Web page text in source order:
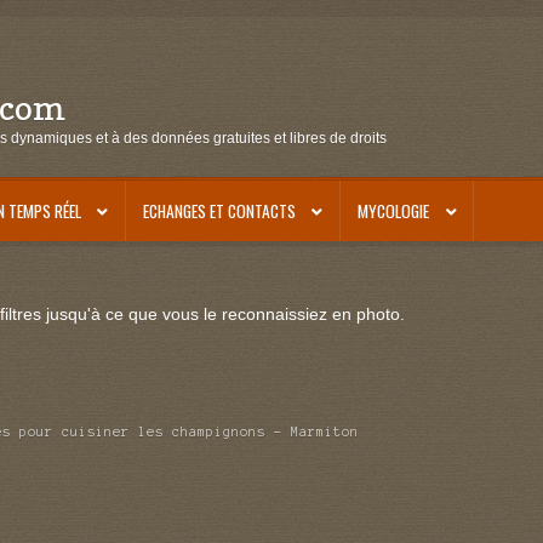
et à des données gratuites et libres de droits
TEMPS RÉEL ECHANGES ET CONTACTS MYCOLOGIE
jusqu'à ce que vous le reconnaissiez en photo.
cuisiner les champignons – Marmiton